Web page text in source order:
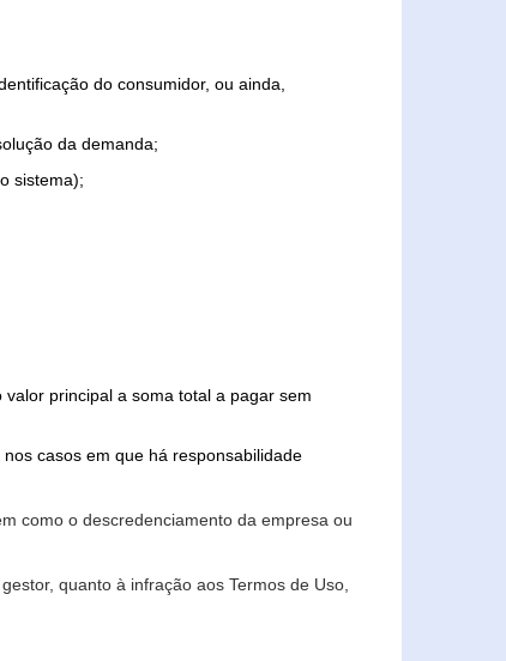
do consumidor, ou ainda,
da demanda;
sistema);
principal a soma total a pagar sem
casos em que há responsabilidade
como o descredenciamento da empresa ou
quanto à infração aos Termos de Uso,